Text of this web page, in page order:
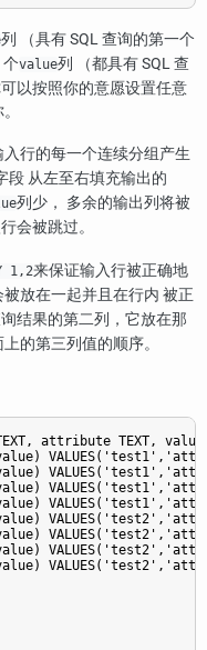
列 （具有 SQL 查询的第一个
value列 （都具有 SQL 查
以按照你的意愿设置任意
入行的每一个连续分组产生
段 从左至右填充输出的
列少， 多余的输出列将被
会被跳过。
1,2来保证输入行被正确地
被放在一起并且在行内 被正
结果的第二列，它放在那
的第三列值的顺序。
attribute TEXT, value